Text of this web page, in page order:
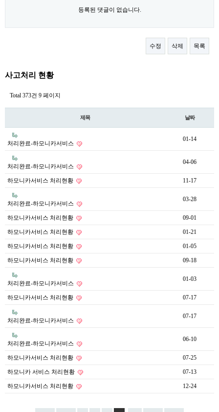
등록된 댓글이 없습니다.
수정 삭제 목록
사고처리 현황
Total 373건 9 페이지
제목 날짜
처리완료-하모니카서비스
01-14
처리완료-하모니카서비스
04-06
하모니카서비스 처리현황 11-17
처리완료-하모니카서비스
03-28
하모니카서비스 처리현황 09-01
하모니카서비스 처리현황 01-21
하모니카서비스 처리현황 01-05
하모니카서비스 처리현황 09-18
처리완료-하모니카서비스
01-03
하모니카서비스 처리현황 07-17
처리완료-하모니카서비스
07-17
처리완료-하모니카서비스
06-10
하모니카서비스 처리현황 07-25
하모니카 서비스 처리현황 07-13
하모니카서비스 처리현황 12-24